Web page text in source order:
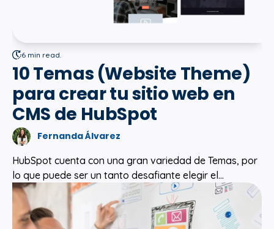
6 min read.
10 Temas (Website Theme)
para crear tu sitio web en
CMS de HubSpot
Fernanda Álvarez
HubSpot cuenta con una gran variedad de Temas, por
lo que puede ser un tanto desafiante elegir el...